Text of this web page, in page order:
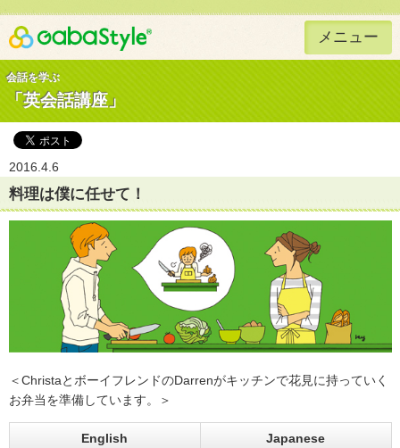
Gaba Style 無料で英語学習 メニュー
会話を学ぶ
「英会話講座」
2016.4.6
料理は僕に任せて！
＜ChristaとボーイフレンドのDarrenがキッチンで花見に持っていく
お弁当を準備しています。＞
English Japanese